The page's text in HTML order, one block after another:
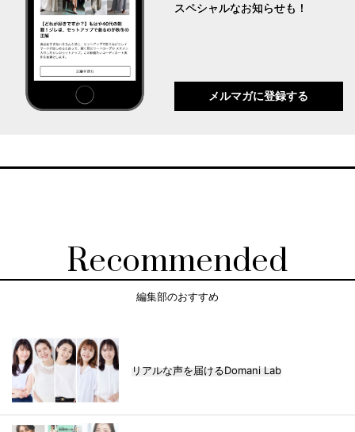
スペシャルなお知らせも！
メルマガに登録する
Recommended
編集部のおすすめ
リアルな声を届けるDomani Lab